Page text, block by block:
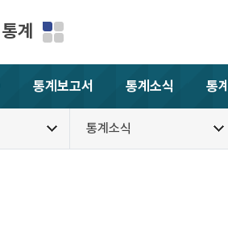
통계
새창
통계보고서 통계소식 통
통계소식